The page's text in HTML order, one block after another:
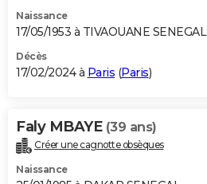
Naissance
17/05/1953 à TIVAOUANE SENEGAL
Décès
17/02/2024 à Paris (Paris)
Faly MBAYE (39 ans)
Créer une cagnotte obsèques
Naissance